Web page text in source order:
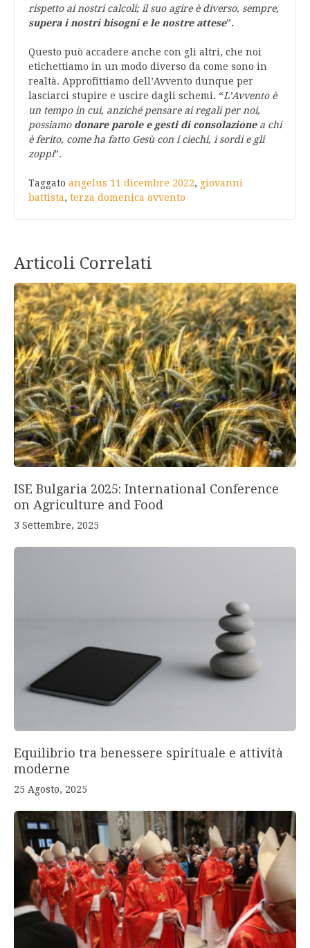
rispetto ai nostri calcoli; il suo agire è diverso, sempre,
supera i nostri bisogni e le nostre attese”.
Questo può accadere anche con gli altri, che noi
etichettiamo in un modo diverso da come sono in
realtà. Approfittiamo dell’Avvento dunque per
lasciarci stupire e uscire dagli schemi. “L’Avvento è
un tempo in cui, anziché pensare ai regali per noi,
possiamodonare parole e gesti di consolazionea chi
è ferito, come ha fatto Gesù con i ciechi, i sordi e gli
zoppi”.
Taggato angelus 11 dicembre 2022, giovanni
battista, terza domenica avvento
Articoli Correlati
ISE Bulgaria 2025: International Conference
on Agriculture and Food
3 Settembre, 2025
Equilibrio tra benessere spirituale e attività
moderne
25 Agosto, 2025